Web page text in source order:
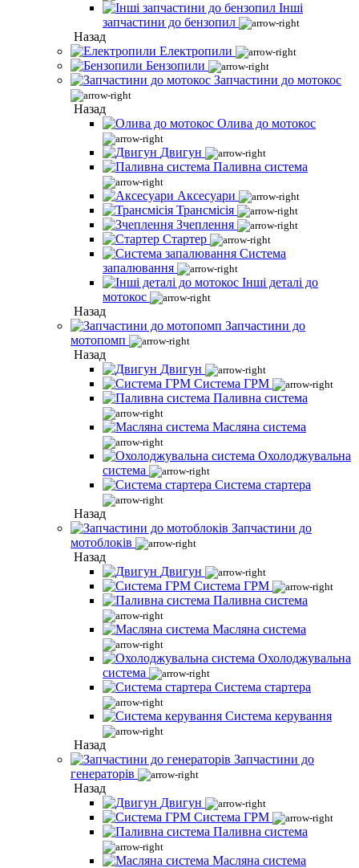
Інші
запчастини до бензопил
Назад
Електропили
Бензопили
Запчастини до мотокос
Назад
Олива до мотокос
Двигун
Паливна система
Аксесуари
Трансмісія
Зчеплення
Стартер
Система
запалювання
Інші деталі до
мотокос
Назад
Запчастини до
мотопомп
Назад
Двигун
Система ГРМ
Паливна система
Масляна система
Охолоджувальна
система
Система стартера
Назад
Запчастини до
мотоблоків
Назад
Двигун
Система ГРМ
Паливна система
Масляна система
Охолоджувальна
система
Система стартера
Система керування
Назад
Запчастини до
генераторів
Назад
Двигун
Система ГРМ
Паливна система
Масляна система